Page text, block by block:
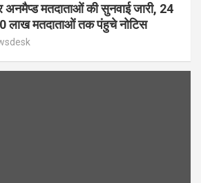
मतदाताओं की सुनवाई जारी, 24
मतदाताओं तक पंहुचे नोटिस